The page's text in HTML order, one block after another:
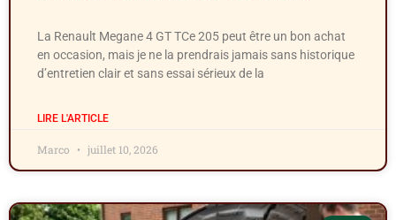
La Renault Megane 4 GT TCe 205 peut être un bon achat
en occasion, mais je ne la prendrais jamais sans historique
d’entretien clair et sans essai sérieux de la
LIRE L'ARTICLE
Marco juillet 10, 2026